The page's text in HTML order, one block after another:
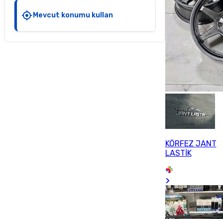
Mevcut konumu kullan
KÖRFEZ JANT
LASTİK